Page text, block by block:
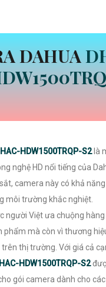
DAHUA
HDW1500TRQP-S2là
nghệ HD nổi tiếng của
camera này có khả
môi trường khắc nghiệt.
người Việt ưa chuộng
phẩm mà còn vì thương
thị trường. Với giá cả
HDW1500TRQP-S2
gói camera dành cho